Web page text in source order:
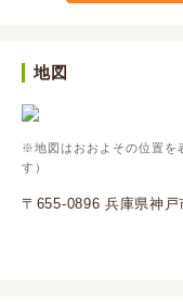
地図
※地図はおおよその位置を
す）
〒655-0896 兵庫県神